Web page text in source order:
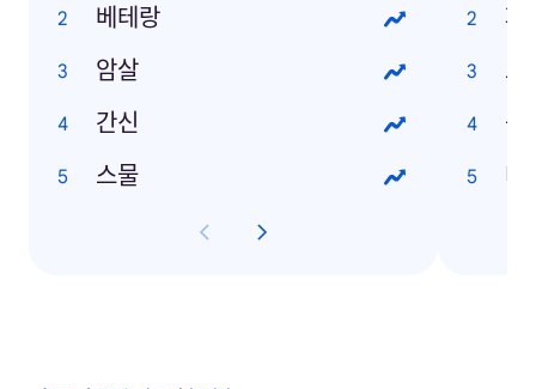
베테랑
암살
간신
스물
파
그
중
네